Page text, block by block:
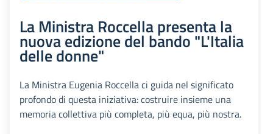
La Ministra Roccella presenta la
nuova edizione del bando "L'Italia
delle donne"
La Ministra Eugenia Roccella ci guida nel significato
profondo di questa iniziativa: costruire insieme una
memoria collettiva più completa, più equa, più nostra.